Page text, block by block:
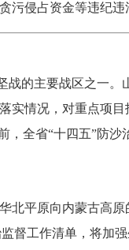
侵占资金等违纪
的主要战区之一。
实情况，对重点项
全省“十四五”防沙
平原向内蒙古高原
督工作清单，将